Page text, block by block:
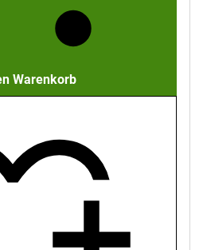
Warenkorb